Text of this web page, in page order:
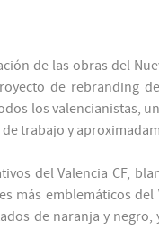
de las obras del
de rebranding
los valencianistas,
trabajo y
del Valencia CF,
más emblemáticos del
de naranja y negro,